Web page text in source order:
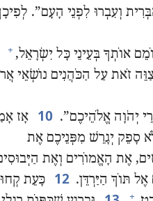
וְעִבְרוּ לִפְנֵי הָעָם”‏.‏
אוֹתְךָ בְּעֵינֵי כָּל יִשְׂרָאֵל,‏ +
זֹאת עַל הַכֹּהֲנִים נוֹשְׂאֵי
יְהֹוָה אֱלֹהֵיכֶם”‏.‏ 10
אָז
סָפֵק יְגָרֵשׁ מִפְּנֵיכֶם אֶת
אֶת הָאֱמוֹרִים וְאֶת
תּוֹךְ הַיַּרְדֵּן.‏ 12
כָּעֵת קְחוּ
+